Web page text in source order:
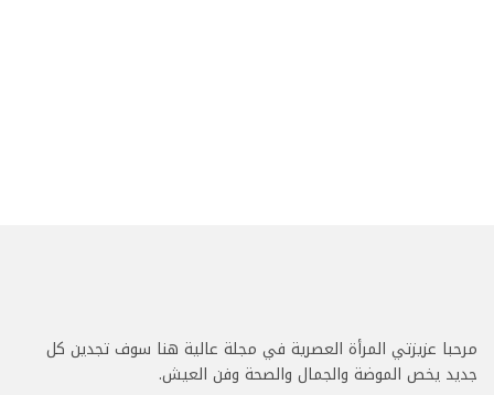
مرحبا عزيزتي المرأة العصرية في مجلة عالية هنا سوف تجدين كل
جديد يخص الموضة والجمال والصحة وفن العيش.